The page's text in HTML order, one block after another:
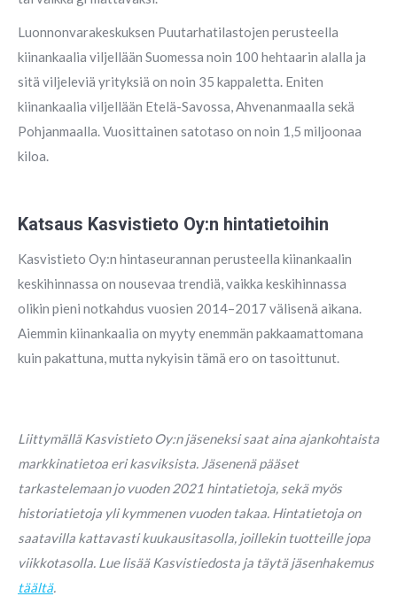
Luonnonvarakeskuksen Puutarhatilastojen perusteella
kiinankaalia viljellään Suomessa noin 100 hehtaarin alalla ja
sitä viljeleviä yrityksiä on noin 35 kappaletta. Eniten
kiinankaalia viljellään Etelä-Savossa, Ahvenanmaalla sekä
Pohjanmaalla. Vuosittainen satotaso on noin 1,5 miljoonaa
kiloa.
Katsaus Kasvistieto Oy:n hintatietoihin
Kasvistieto Oy:n hintaseurannan perusteella kiinankaalin
keskihinnassa on nousevaa trendiä, vaikka keskihinnassa
olikin pieni notkahdus vuosien 2014–2017 välisenä aikana.
Aiemmin kiinankaalia on myyty enemmän pakkaamattomana
kuin pakattuna, mutta nykyisin tämä ero on tasoittunut.
Liittymällä Kasvistieto Oy:n jäseneksi saat aina ajankohtaista
markkinatietoa eri kasviksista. Jäsenenä pääset
tarkastelemaan jo vuoden 2021 hintatietoja, sekä myös
historiatietoja yli kymmenen vuoden takaa. Hintatietoja on
saatavilla kattavasti kuukausitasolla, joillekin tuotteille jopa
viikkotasolla. Lue lisää Kasvistiedosta ja täytä jäsenhakemus
täältä.